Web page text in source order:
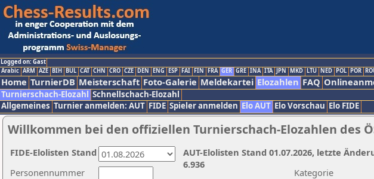
Logged on: Gast
Arabic ARM AZE BIH BUL CAT CHN CRO CZE DEN ENG ESP FAI FIN FRA GER GRE INA ITA JPN MKD LTU NED POL POR
Home TurnierDB Meisterschaft Foto-Galerie Meldekartei Elozahlen FAQ
Turnierschach-Elozahl Schnellschach-Elozahl
Allgemeines Turnier anmelden: AUT FIDE Spieler anmelden Elo AUT Elo Vorschau Elo FIDE
Willkommen bei den offiziellen Turnierschach-Elozahlen des
Kategorie
Personennummer
AUT-Elolisten Stand 01.07.2026, letzte
6.936
FIDE-Elolisten Stand